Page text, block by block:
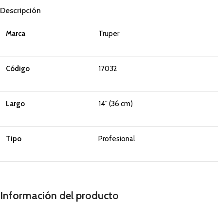
Descripción
Marca Truper
Código 17032
Largo 14" (36 cm)
Tipo Profesional
Información del producto